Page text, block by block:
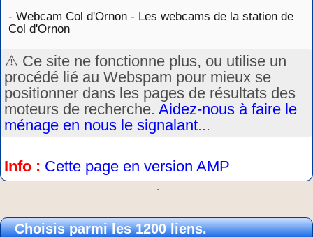
- Webcam Col d'Ornon - Les webcams de la station de
Col d'Ornon
⚠️ Ce site ne fonctionne plus, ou utilise un
procédé lié au Webspam pour mieux se
positionner dans les pages de résultats des
moteurs de recherche. Aidez-nous à faire le
ménage en nous le signalant...
Info : Cette page en version AMP
.
Choisis parmi les 1200 liens.